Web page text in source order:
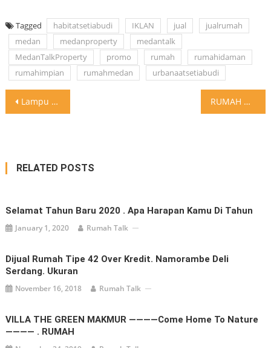
Tagged habitatsetiabudi IKLAN jual
jualrumah
medan
medanproperty
medantalk
MedanTalkProperty
promo rumah
rumahidaman
rumahimpian
rumahmedan urbanaatsetiabudi
Post
Lampu wastafel tidak harus dari atas. Bisa juga dari samping RUMAH MULAI DARI HARGA 200 JUTAAN HANYA 5 MENIT KE
RELATED POSTS
Selamat Tahun Baru 2020 . Apa Harapan Kamu Di Tahun
January 1, 2020 Rumah Talk
Dijual Rumah Tipe 42 Over Kredit. Namorambe Deli
Serdang. Ukuran
November 16, 2018 Rumah Talk
VILLA THE GREEN MAKMUR ————Come Home To Nature
———— . RUMAH